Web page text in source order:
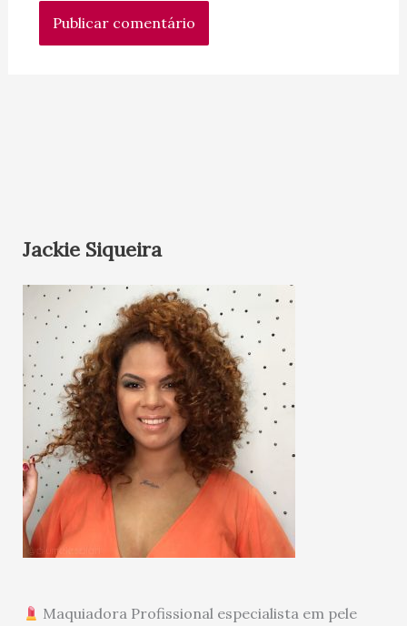
Jackie Siqueira
Maquiadora Profissional especialista em pele